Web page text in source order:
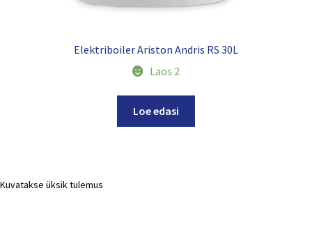
Elektriboiler Ariston Andris RS 30L
Laos 2
Loe edasi
Kuvatakse üksik tulemus